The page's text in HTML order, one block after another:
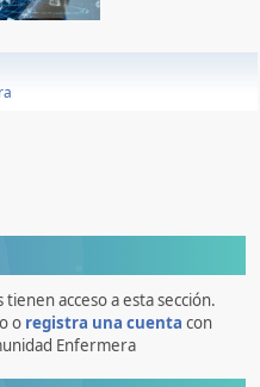
acceso a esta sección.
o registra una cuenta con
Enfermera